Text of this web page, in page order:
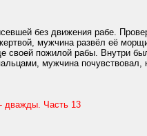
без движения рабе.
мужчина развёл её
своей пожилой рабы. Внутри
мужчина почувствовал,
дважды. Часть 13